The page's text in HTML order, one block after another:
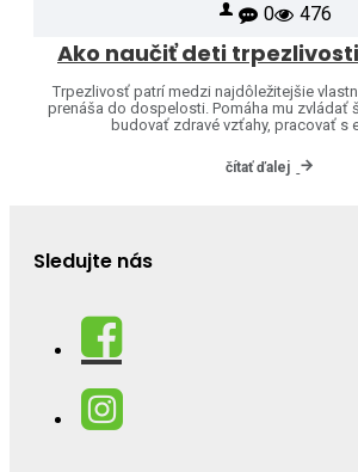
0 476
Trpezlivosť patrí medzi najdôležitejšie
prenáša do dospelosti. Pomáha mu zvládať
budovať zdravé vzťahy, pracovať s
čítať ďalej
Sledujte nás